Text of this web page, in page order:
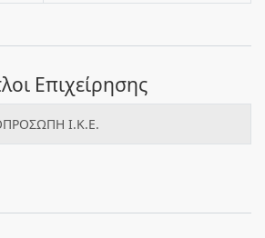
Επιχείρησης
Ι.Κ.Ε.